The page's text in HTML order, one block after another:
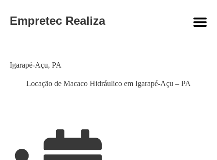
Empretec Realiza
Locação de Macaco Hidráulico em Igarapé-Açu – PA
Category
Igarapé-Açu, PA